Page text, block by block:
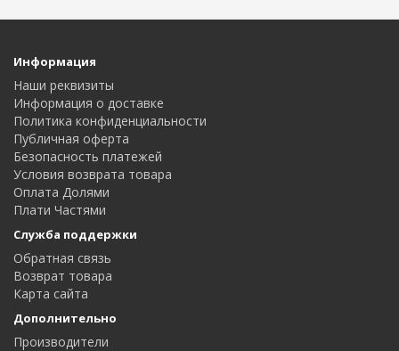
Информация
Наши реквизиты
Информация о доставке
Политика конфиденциальности
Публичная оферта
Безопасность платежей
Условия возврата товара
Оплата Долями
Плати Частями
Служба поддержки
Обратная связь
Возврат товара
Карта сайта
Дополнительно
Производители